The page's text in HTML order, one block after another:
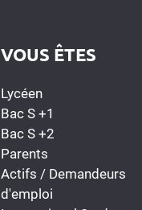
VOUS ÊTES
Lycéen
Bac S +1
Bac S +2
Parents
Actifs / Demandeurs
d'emploi